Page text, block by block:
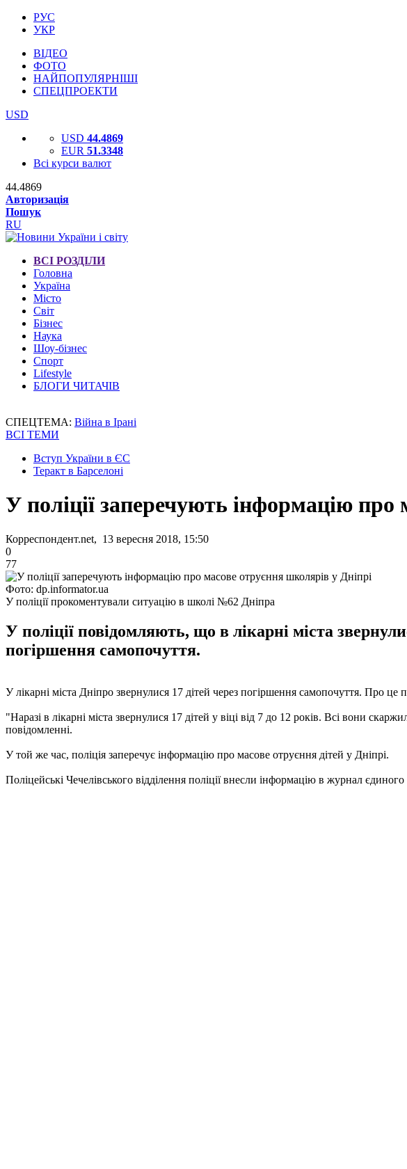
РУС
УКР
ВІДЕО
ФОТО
НАЙПОПУЛЯРНІШІ
СПЕЦПРОЕКТИ
USD
USD 44.4869
EUR 51.3348
Всі курси валют
44.4869
Авторизація
Пошук
RU
ВСІ РОЗДІЛИ
Головна
Україна
Місто
Світ
Бізнес
Наука
Шоу-бізнес
Спорт
Lifestyle
БЛОГИ ЧИТАЧІВ
СПЕЦТЕМА: Війна в Ірані
ВСІ ТЕМИ
Вступ України в ЄС
Теракт в Барселоні
У поліції заперечують інформацію
Корреспондент.net, 13 вересня 2018, 15:50
0
77
Фото: dp.informator.ua
У поліції прокоментували ситуацію в школі №62 Дніпра
У поліції повідомляють, що в лікарні міста
погіршення самопочуття.
У лікарні міста Дніпро звернулися 17 дітей через погіршення самопочуття. Про це
"Наразі в лікарні міста звернулися 17 дітей у віці від 7 до 12 років. Всі вони
повідомленні.
У той же час, поліція заперечує інформацію про масове отруєння дітей у Дніпрі.
Поліцейські Чечелівського відділення поліції внесли інформацію в журнал